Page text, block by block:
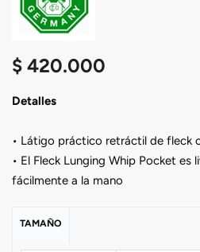
$ 420.000
Detalles
• Látigo práctico retráctil de fleck
• El Fleck Lunging Whip Pocket es
fácilmente a la mano
TAMAÑO